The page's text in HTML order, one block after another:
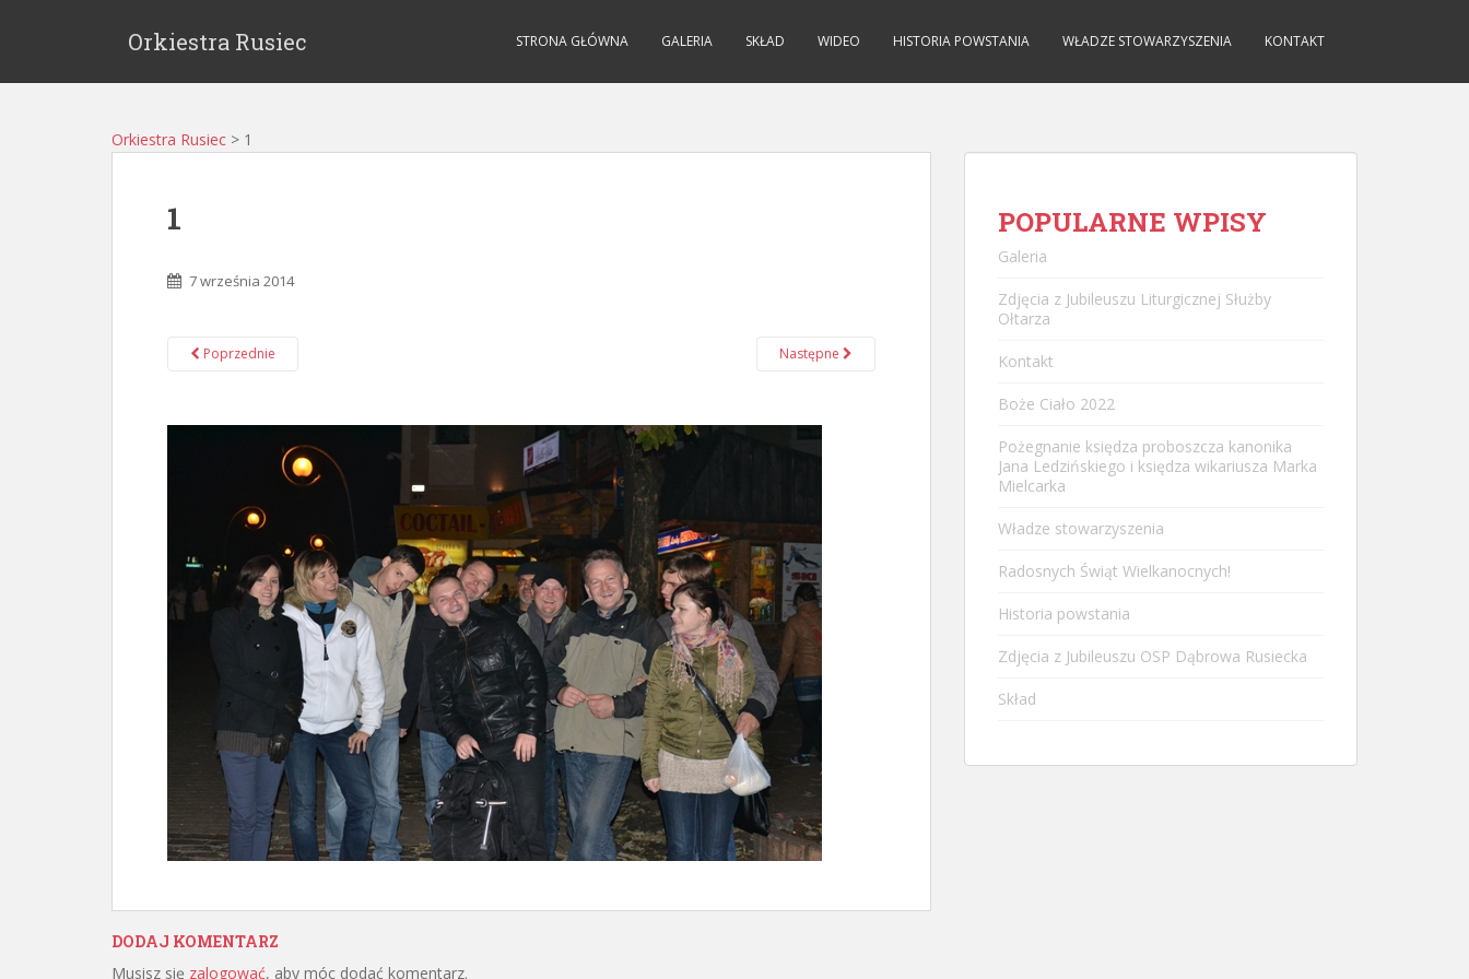
Orkiestra Rusiec STRONA GŁÓWNA GALERIA SKŁAD WIDEO HISTORIA POWSTANIA WŁADZE STOWARZYSZENIA KONTAKT
Orkiestra Rusiec > 1
1
7 września 2014
Poprzednie Następne
DODAJ KOMENTARZ
Musisz się zalogować, aby móc dodać komentarz.
POPULARNE WPISY
Galeria
Zdjęcia z Jubileuszu Liturgicznej Służby
Ołtarza
Kontakt
Boże Ciało 2022
Pożegnanie księdza proboszcza kanonika
Jana Ledzińskiego i księdza wikariusza Marka
Mielcarka
Władze stowarzyszenia
Radosnych Świąt Wielkanocnych!
Historia powstania
Zdjęcia z Jubileuszu OSP Dąbrowa Rusiecka
Skład